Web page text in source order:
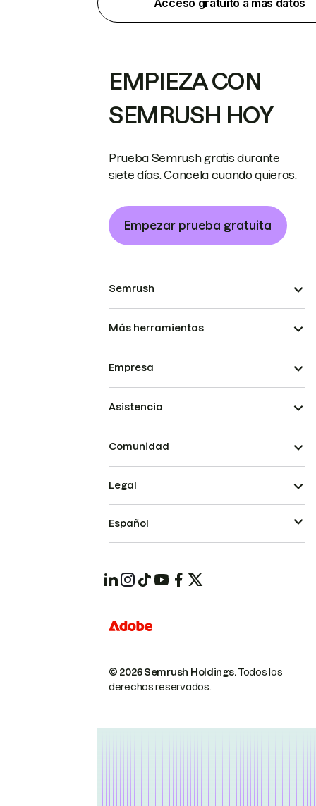
Acceso gratuito a más datos
EMPIEZA CON
SEMRUSH HOY
Prueba Semrush gratis durante
siete días. Cancela cuando quieras.
Empezar prueba gratuita
Semrush
Más herramientas
Empresa
Asistencia
Comunidad
© 2026 Semrush Holdings.Todos los
derechos reservados.
Legal
Español